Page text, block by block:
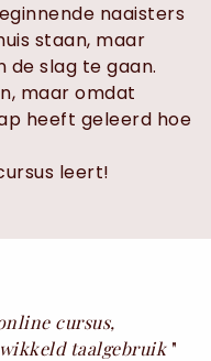
naaisters
staan, maar
de slag te gaan.
maar omdat
heeft geleerd hoe
leert!
cursus,
taalgebruik"